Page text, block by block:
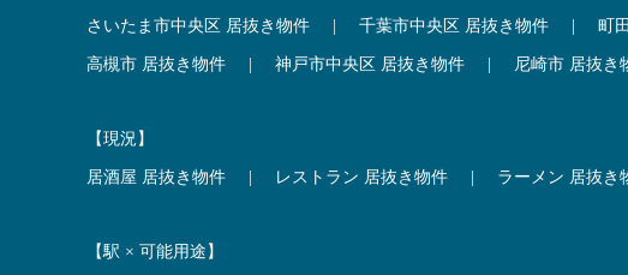
さいたま市中央区 居抜き物件 千葉市中央区 居抜き物件 町
高槻市 居抜き物件 神戸市中央区 居抜き物件 尼崎市 居抜き
【現況】
居酒屋 居抜き物件 レストラン 居抜き物件 ラーメン 居抜き
【駅 × 可能用途】